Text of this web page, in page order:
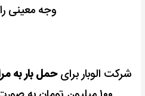
وجه معینی را
شرکت الوبار برایحمل بار به